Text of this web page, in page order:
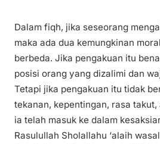
Dalam fiqh, jika seseorang
maka ada dua kemungkinan
berbeda. Jika pengakuan itu
posisi orang yang dizalimi dan
Tetapi jika pengakuan itu tidak
tekanan, kepentingan, rasa
ia telah masuk ke dalam
Rasulullah Sholallahu ‘alaih